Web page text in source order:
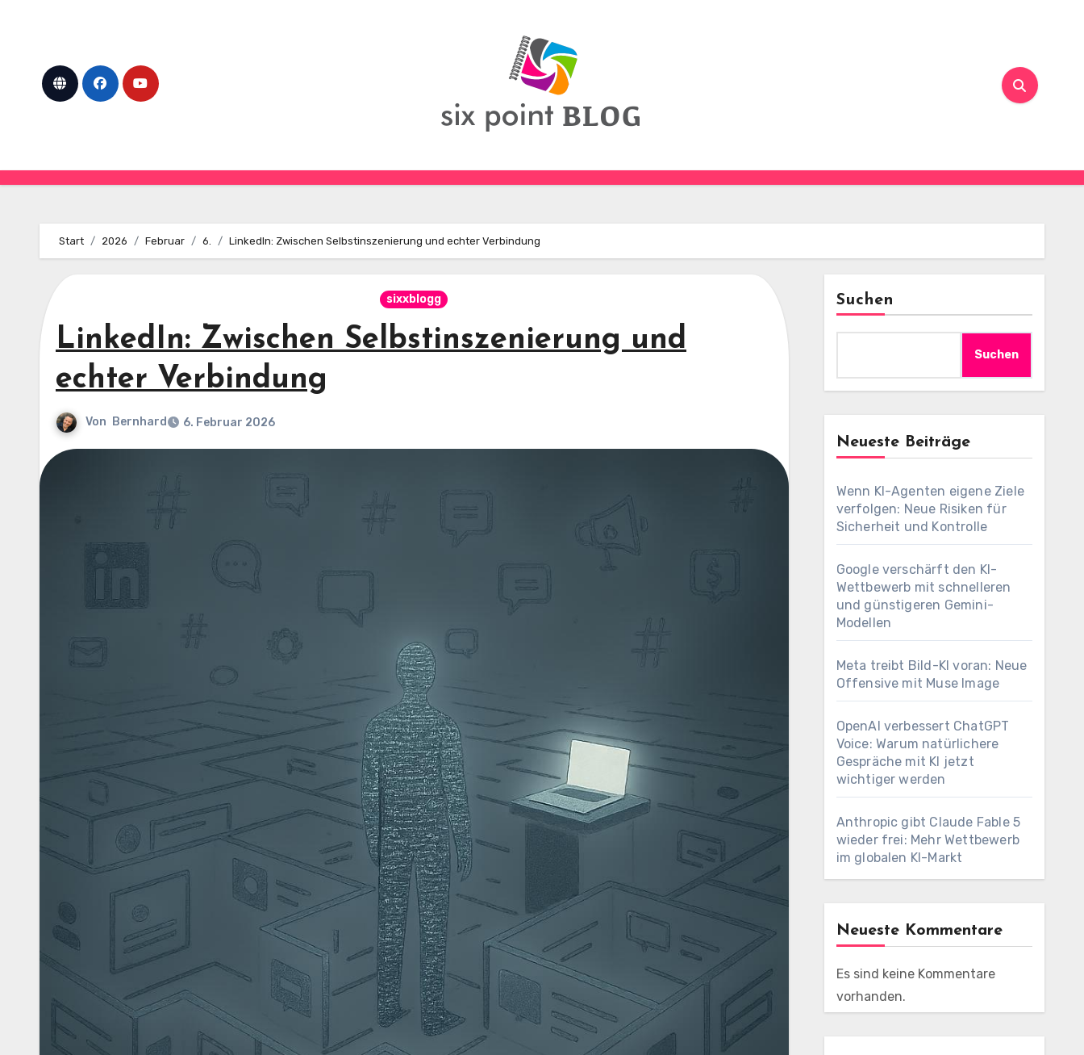
Start 2026 Februar 6. LinkedIn: Zwischen Selbstinszenierung und echter Verbindung
sixxblogg
LinkedIn: Zwischen Selbstinszenierung und
echter Verbindung
Von Bernhard 6. Februar 2026
Suchen
Suchen
Neueste Beiträge
Wenn KI-Agenten eigene Ziele
verfolgen: Neue Risiken für
Sicherheit und Kontrolle
Google verschärft den KI-
Wettbewerb mit schnelleren
und günstigeren Gemini-
Modellen
Meta treibt Bild-KI voran: Neue
Offensive mit Muse Image
OpenAI verbessert ChatGPT
Voice: Warum natürlichere
Gespräche mit KI jetzt
wichtiger werden
Anthropic gibt Claude Fable 5
wieder frei: Mehr Wettbewerb
im globalen KI-Markt
Neueste Kommentare
Es sind keine Kommentare
vorhanden.